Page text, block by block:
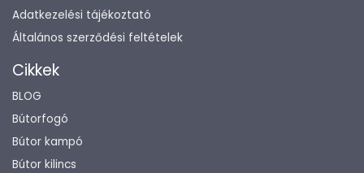
Adatkezelési tájékoztató
Általános szerződési feltételek
Cikkek
BLOG
Bútorfogó
Bútor kampó
Bútor kilincs